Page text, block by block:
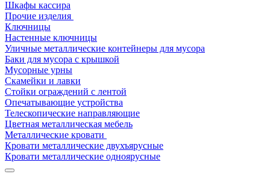
Шкафы кассира
Прочие изделия
Ключницы
Настенные ключницы
Уличные металлические контейнеры для мусора
Баки для мусора с крышкой
Мусорные урны
Скамейки и лавки
Стойки ограждений с лентой
Опечатывающие устройства
Телескопические направляющие
Цветная металлическая мебель
Металлические кровати
Кровати металлические двухъярусные
Кровати металлические одноярусные